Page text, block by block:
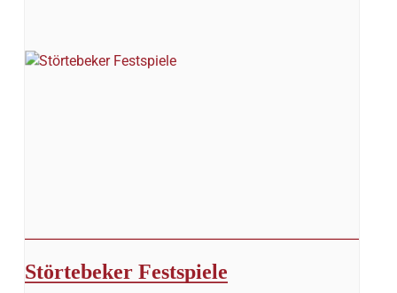
Störtebeker Festspiele